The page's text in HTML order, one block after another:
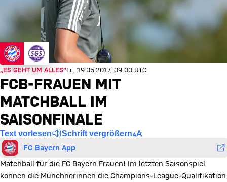
„ES GEHT UM ALLES“Fr., 19.05.2017, 09:00 UTC
FCB-FRAUEN MIT
MATCHBALL IM
SAISONFINALE
Text vorlesen Schrift vergrößern
FC Bayern App
Matchball für die FC Bayern Frauen! Im letzten Saisonspiel
können die Münchnerinnen die Champions-League-Qualifikation